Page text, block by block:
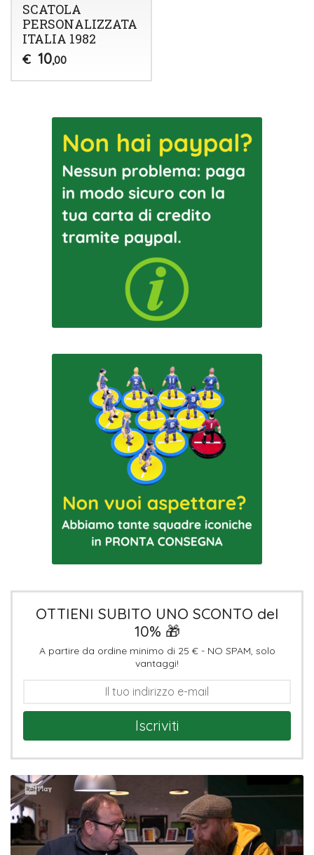
SCATOLA
PERSONALIZZATA
ITALIA 1982
€ 10,00
OTTIENI SUBITO UNO SCONTO del
10% 🎁
A partire da ordine minimo di 25 € - NO SPAM, solo
vantaggi!
Iscriviti